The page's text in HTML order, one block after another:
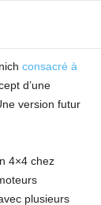
consacré à
d’une
version futur
4×4 chez
plusieurs